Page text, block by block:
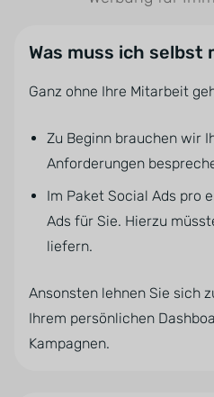
Was muss ich selbst
Ganz ohne Ihre Mitarbeit
Zu Beginn brauchen wir
Anforderungen
Im Paket Social Ads pro
Ads für Sie. Hierzu
liefern.
Ansonsten lehnen Sie sich
Ihrem persönlichen
Kampagnen.